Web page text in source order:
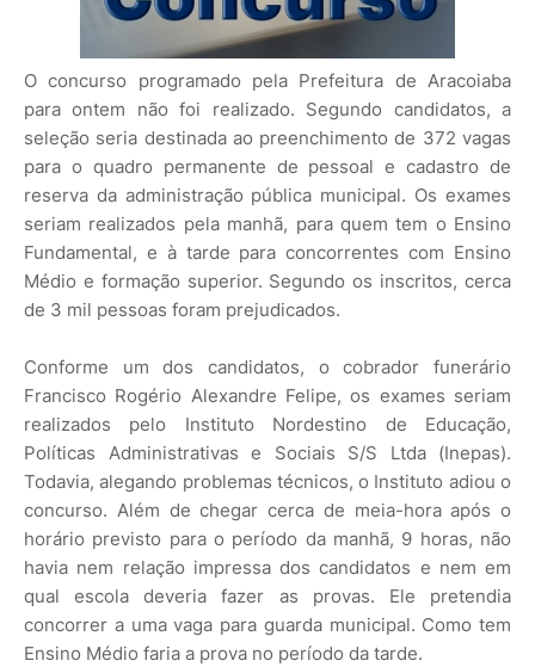
O concurso programado pela Prefeitura de Aracoiaba
para ontem não foi realizado. Segundo candidatos, a
seleção seria destinada ao preenchimento de 372 vagas
para o quadro permanente de pessoal e cadastro de
reserva da administração pública municipal. Os exames
seriam realizados pela manhã, para quem tem o Ensino
Fundamental, e à tarde para concorrentes com Ensino
Médio e formação superior. Segundo os inscritos, cerca
de 3 mil pessoas foram prejudicados.
Conforme um dos candidatos, o cobrador funerário
Francisco Rogério Alexandre Felipe, os exames seriam
realizados pelo Instituto Nordestino de Educação,
Políticas Administrativas e Sociais S/S Ltda (Inepas).
Todavia, alegando problemas técnicos, o Instituto adiou o
concurso. Além de chegar cerca de meia-hora após o
horário previsto para o período da manhã, 9 horas, não
havia nem relação impressa dos candidatos e nem em
qual escola deveria fazer as provas. Ele pretendia
concorrer a uma vaga para guarda municipal. Como tem
Ensino Médio faria a prova no período da tarde.